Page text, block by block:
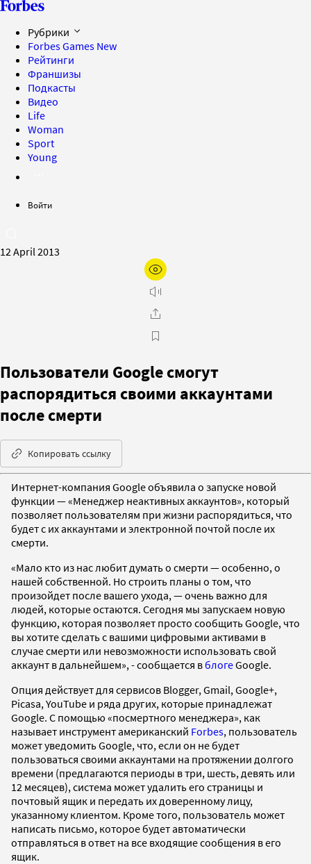
Рубрики
Forbes Games New
Рейтинги
Франшизы
Подкасты
Видео
Life
Woman
Sport
Young
Войти
12 April 2013
Пользователи Google смогут
распорядиться своими аккаунтами
после смерти
Копировать ссылку
Интернет-компания Google объявила о запуске новой
функции — «Менеджер неактивных аккаунтов», который
позволяет пользователям при жизни распорядиться, что
будет с их аккаунтами и электронной почтой после их
смерти.
«Мало кто из нас любит думать о смерти — особенно, о
нашей собственной. Но строить планы о том, что
произойдет после вашего ухода, — очень важно для
людей, которые остаются. Сегодня мы запускаем новую
функцию, которая позволяет просто сообщить Google, что
вы хотите сделать с вашими цифровыми активами в
случае смерти или невозможности использовать свой ​​
аккаунт в дальнейшем», - сообщается вблогеGoogle.
Опция действует для сервисов Blogger, Gmail, Google+,
Picasa, YouTube и ряда других, которые принадлежат
Google. С помощью «посмертного менеджера», как
называет инструмент американский Forbes, пользователь
может уведомить Google, что, если он не будет
пользоваться своими аккаунтами на протяжении долгого
времени (предлагаются периоды в три, шесть, девять или
12 месяцев), система может удалить его страницы и
почтовый ящик и передать их доверенному лицу,
указанному клиентом. Кроме того, пользователь может
написать письмо, которое будет автоматически
отправляться в ответ на все входящие сообщения в его
ящик.